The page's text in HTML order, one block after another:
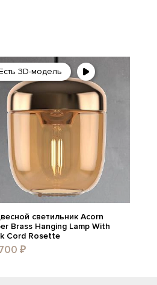
3D-модель
светильник Acorn
Brass Hanging Lamp With
Cord Rosette
₽